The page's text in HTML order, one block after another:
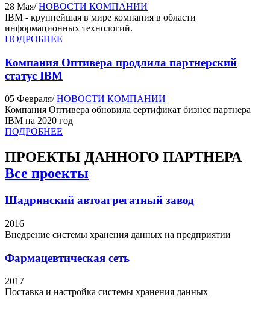
28 Мая/ НОВОСТИ КОМПАНИИ
IBM - крупнейшая в мире компания в области
информационных технологий.
ПОДРОБНЕЕ
Компания Оптивера продлила партнерский
статус IBM
05 Февраля/ НОВОСТИ КОМПАНИИ
Компания Оптивера обновила сертификат бизнес партнера
IBM на 2020 год
ПОДРОБНЕЕ
ПРОЕКТЫ ДАННОГО ПАРТНЕРА
Все проекты
Шадринский автоагрегатный завод
2016
Внедрение системы хранения данных на предприятии
Фармацевтическая сеть
2017
Поставка и настройка системы хранения данных